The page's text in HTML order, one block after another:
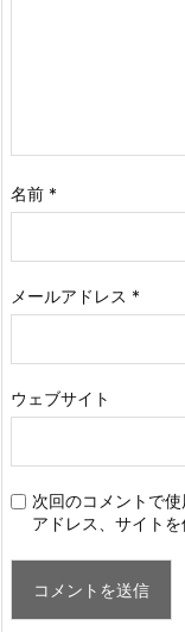
名前 *
メールアドレス *
ウェブサイト
次回のコメントで
アドレス、サイトを